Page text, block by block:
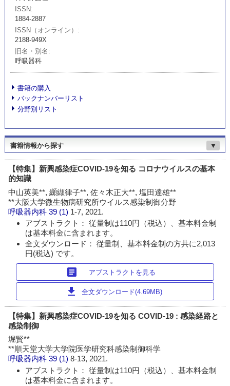
ISSN
1884-2887
ISSN（オンライン）
2188-949X
旧名・別名
呼吸器科
書籍の購入
バックナンバーリスト
分野別リスト
書籍情報から探す ▼
【特集】新興感染症COVID-19を知る コロナウイルスの基本
的知識
中山英美**, 纐纈律子**, 佐々木正大**, 塩田達雄**
**大阪大学微生物病研究所ウイルス感染制御分野
呼吸器内科 39 (1) 1-7, 2021.
アブストラクト： 従量制は110円（税込）、基本料金制
は基本料金に含まれます。
全文ダウンロード： 従量制、基本料金制の方共に2,013
円(税込) です。
article アブストラクトを見る
download 全文ダウンロード(4.69MB)
【特集】新興感染症COVID-19を知る COVID-19 : 感染経路と
感染制御
堀賢**
**順天堂大学大学院医学研究科感染制御科学
呼吸器内科 39 (1)8-13, 2021.
アブストラクト： 従量制は110円（税込）、基本料金制
は基本料金に含まれます。